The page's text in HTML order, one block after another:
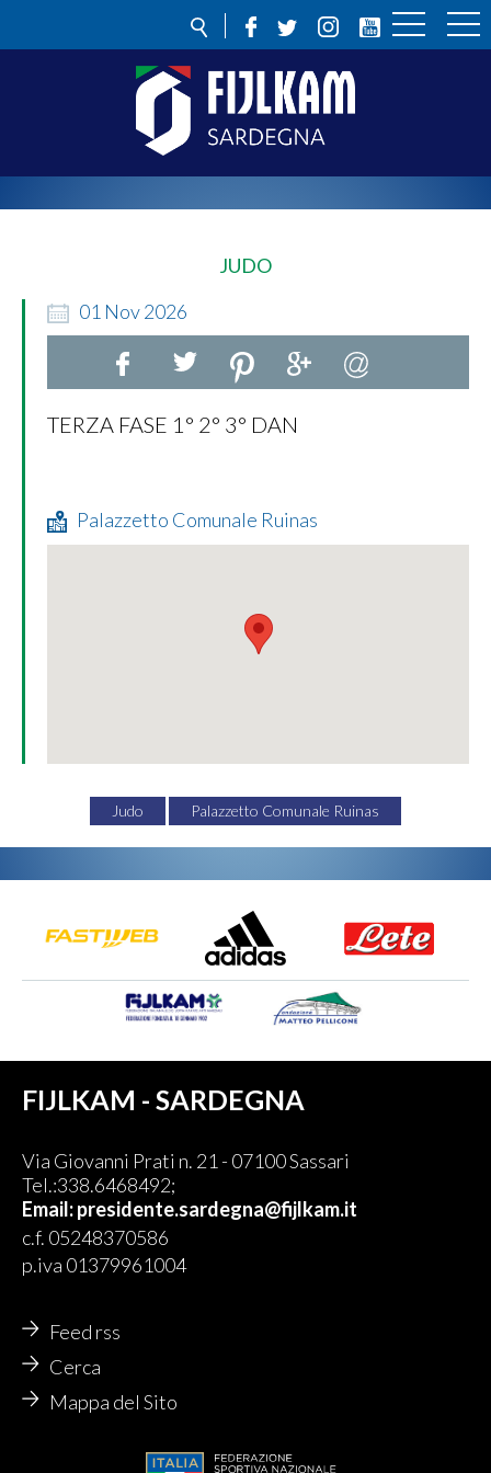
JUDO
01 Nov2026
TERZA FASE 1° 2° 3° DAN
Palazzetto Comunale Ruinas
Judo Palazzetto Comunale Ruinas
FIJLKAM - SARDEGNA
Via Giovanni Prati n. 21 - 07100 Sassari
Tel.:338.6468492;
Email:presidente.sardegna@fijlkam.it
c.f. 05248370586
p.iva 01379961004
Feed rss
Cerca
Mappa del Sito